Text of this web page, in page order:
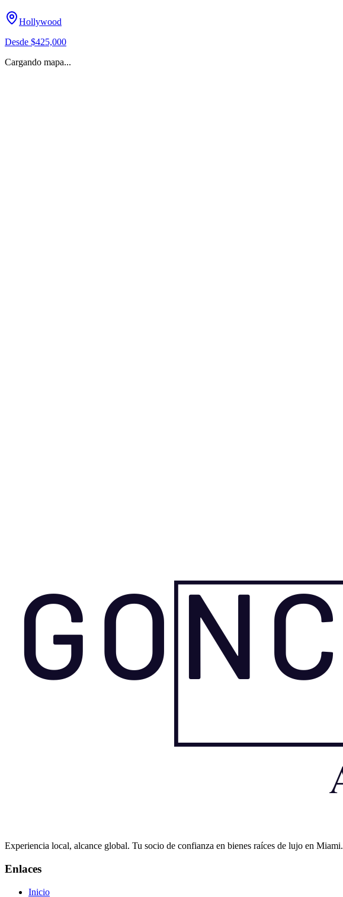
Hollywood
Desde $425,000
Cargando mapa...
Experiencia local, alcance global. Tu socio de confianza en bienes raíces de lujo en Miami.
Enlaces
Inicio